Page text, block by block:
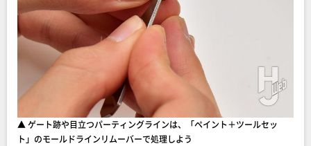
▲ ゲート跡や目立つパーティングラインは、「ペイント＋ツールセッ
ト」のモールドラインリムーバーで処理しよう